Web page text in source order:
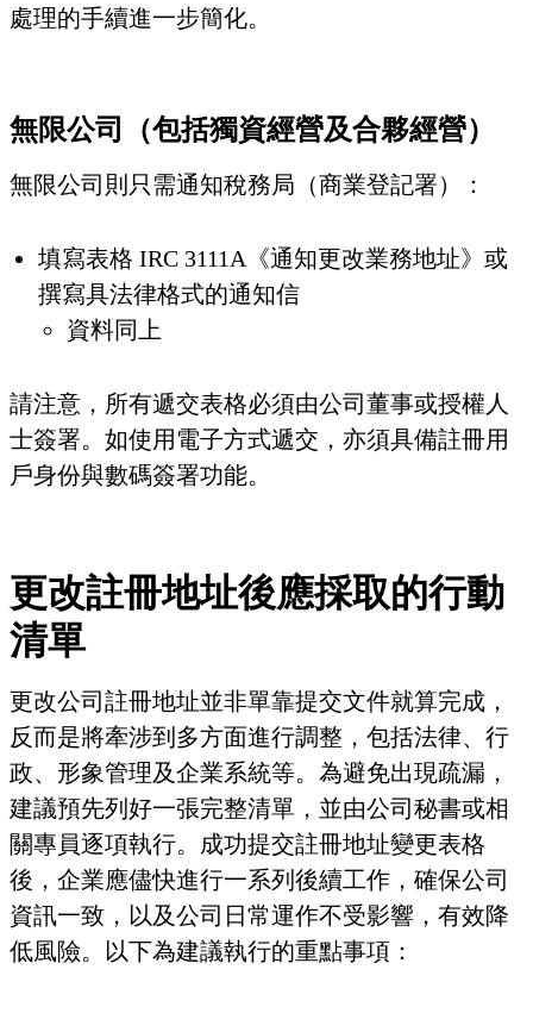
處理的手續進一步簡化。
無限公司（包括獨資經營及合夥經營）
無限公司則只需通知稅務局（商業登記署）：
填寫表格 IRC 3111A《通知更改業務地址》或
撰寫具法律格式的通知信
資料同上
請注意，所有遞交表格必須由公司董事或授權人
士簽署。如使用電子方式遞交，亦須具備註冊用
戶身份與數碼簽署功能。
更改註冊地址後應採取的行動
清單
更改公司註冊地址並非單靠提交文件就算完成，
反而是將牽涉到多方面進行調整，包括法律、行
政、形象管理及企業系統等。為避免出現疏漏，
建議預先列好一張完整清單，並由公司秘書或相
關專員逐項執行。成功提交註冊地址變更表格
後，企業應儘快進行一系列後續工作，確保公司
資訊一致，以及公司日常運作不受影響，有效降
低風險。以下為建議執行的重點事項：